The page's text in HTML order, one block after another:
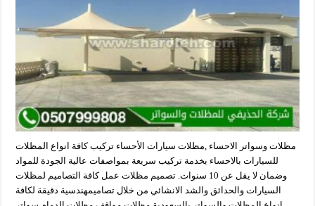
مظلات وسواتر الاحساء ,مظلات سيارات الأحساء تركيب كافة انواع المظلات
للسيارات بالاحساء بخدمة تركيب سريعة بمواصفات عالية الجودة للمواد
وضمان لا يقل عن 10 سنوات. تصميم مظلات عمل كافة التصاميم لمظلات
السيارات والحدائق والشد الانشائي من خلال تصاميمهندسية دقيقة لكافة